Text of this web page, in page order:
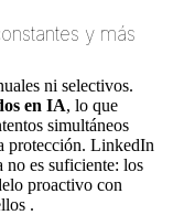
y más
ni selectivos.
en IA, lo que
simultáneos
protección. LinkedIn
no es suficiente: los
proactivo con
.